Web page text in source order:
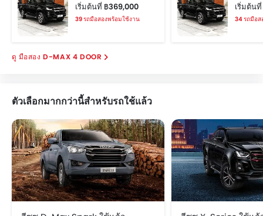
เริ่มต้นที่ ฿369,000
39 รถมือสองพร้อมใช้งาน
เริ่มต้น
34 รถมือ
มือสอง D-MAX 4 DOOR
ตัวเลือกมากกว่านี้สำหรับรถใช้แล้ว